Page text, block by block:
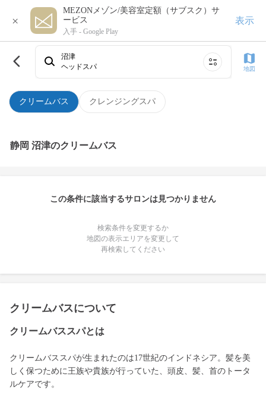
×
MEZONメゾン/美容室定額（サブスク）サ
ービス
入手 - Google Play
表示
クリームバス クレンジングスパ
沼津
ヘッドスパ
地図
静岡 沼津のクリームバス
この条件に該当するサロンは見つかりません
検索条件を変更するか
地図の表示エリアを変更して
再検索してください
クリームバスについて
クリームバススパとは
クリームバススパが生まれたのは17世紀のインドネシア。髪を美
しく保つために王族や貴族が行っていた、頭皮、髪、首のトータ
ルケアです。